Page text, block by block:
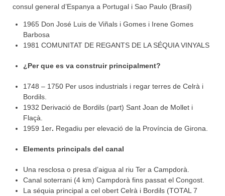
consul general d’Espanya a Portugal i Sao Paulo (Brasil)
1965 Don José Luis de Viñals i Gomes i Irene Gomes
Barbosa
1981 COMUNITAT DE REGANTS DE LA SÉQUIA VINYALS
¿Per que es va construir principalment?
1748 – 1750 Per usos industrials i regar terres de Celrà i
Bordils.
1932 Derivació de Bordils (part) Sant Joan de Mollet i
Flaçà.
1959 1er. Regadiu per elevació de la Província de Girona.
Elements principals del canal
Una resclosa o presa d’aigua al riu Ter a Campdorà.
Canal soterrani (4 km) Campdorà fins passat el Congost.
La séquia principal a cel obert Celrà i Bordils (TOTAL 7